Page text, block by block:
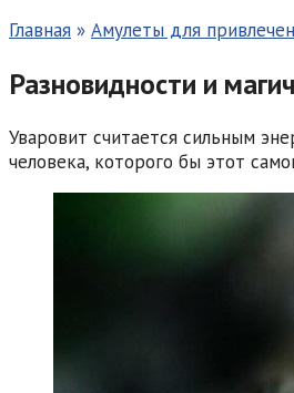
Главная » Амулеты для
Разновидности и
Уваровит считается сильным
человека, которого бы этот